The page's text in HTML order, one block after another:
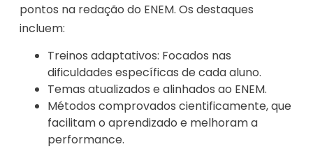
pontos na redação do ENEM. Os destaques
incluem:
Treinos adaptativos: Focados nas
dificuldades específicas de cada aluno.
Temas atualizados e alinhados ao ENEM.
Métodos comprovados cientificamente, que
facilitam o aprendizado e melhoram a
performance.